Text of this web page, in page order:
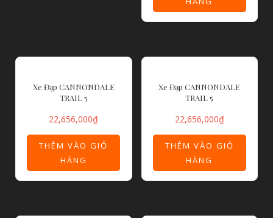
Xe Đạp CANNONDALE
TRAIL 5
22,656,000₫
THÊM VÀO GIỎ
HÀNG
Xe Đạp CANNONDALE
TRAIL 5
22,656,000₫
THÊM VÀO GIỎ
HÀNG